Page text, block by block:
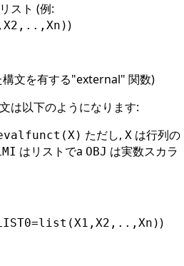
スト (例:
)
文を有する"external" 関数)
は以下のようになります:
ただし, X は行列の
はリストでa OBJ は実数スカラ
)